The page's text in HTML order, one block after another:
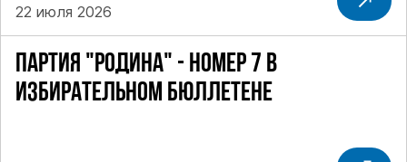
ПАРТИЯ "РОДИНА" - НОМЕР 7 В
ИЗБИРАТЕЛЬНОМ БЮЛЛЕТЕНЕ
22 июля 2026